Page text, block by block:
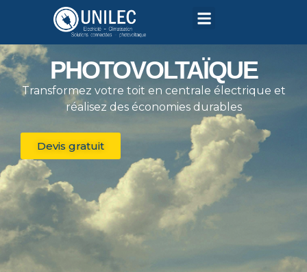
PHOTOVOLTAÏQUE
Transformez votre toit en centrale électrique et
réalisez des économies durables
Devis gratuit